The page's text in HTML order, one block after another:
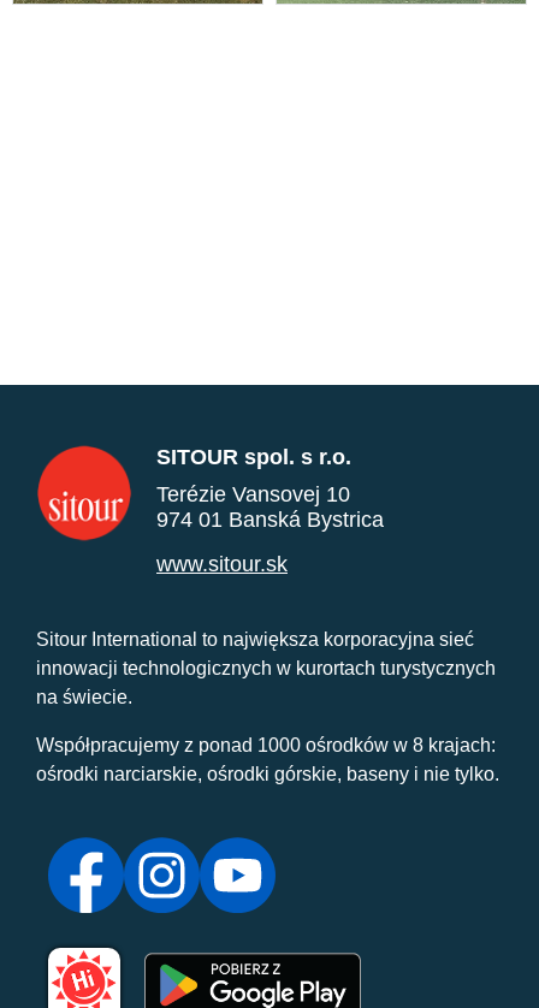
SITOUR spol. s r.o.
Terézie Vansovej 10
974 01 Banská Bystrica
www.sitour.sk
Sitour International to największa korporacyjna sieć
innowacji technologicznych w kurortach turystycznych
na świecie.
Współpracujemy z ponad 1000 ośrodków w 8 krajach:
ośrodki narciarskie, ośrodki górskie, baseny i nie tylko.